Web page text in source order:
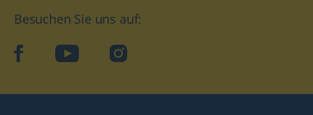
Besuchen Sie uns auf:
facebookYouTube Instagram